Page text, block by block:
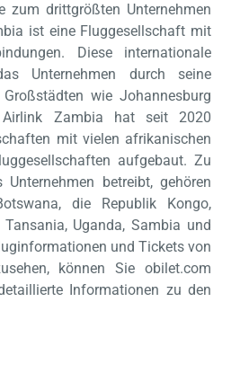
zum drittgrößten Unternehmen
ist eine Fluggesellschaft mit
Diese internationale
Unternehmen durch seine
wie Johannesburg
Zambia hat seit 2020
mit vielen afrikanischen
aufgebaut. Zu
betreibt, gehören
die Republik Kongo,
Uganda, Sambia und
und Tickets von
können Sie obilet.com
Informationen zu den